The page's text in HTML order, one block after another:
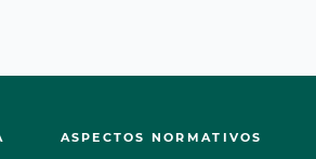
ASPECTOS NORMATIVOS